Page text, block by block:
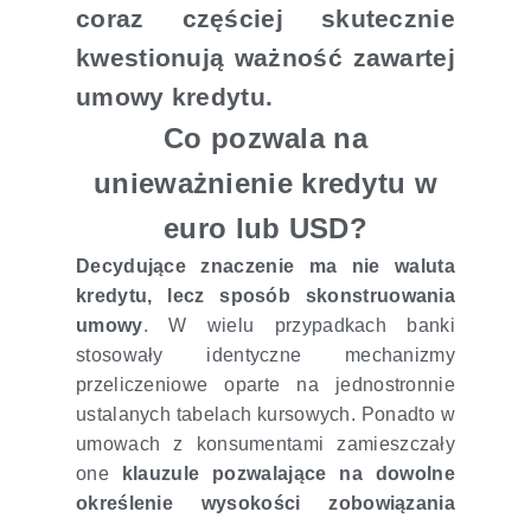
coraz częściej skutecznie
kwestionują ważność zawartej
umowy kredytu.
Co pozwala na
unieważnienie kredytu w
euro lub USD?
Decydujące znaczenie ma nie waluta
kredytu, lecz sposób skonstruowania
umowy. W wielu przypadkach banki
stosowały identyczne mechanizmy
przeliczeniowe oparte na jednostronnie
ustalanych tabelach kursowych. Ponadto w
umowach z konsumentami zamieszczały
one
klauzule pozwalające na dowolne
określenie wysokości zobowiązania